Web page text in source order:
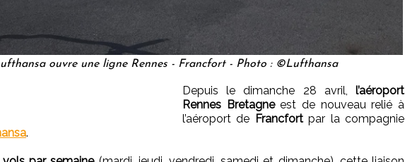
ouvre une ligne Rennes - Francfort - Photo : ©Lufthansa
Depuis le dimanche 28 avril, l’aéroport
Rennes Bretagneest de nouveau relié à
l’aéroport de Francfortpar la compagnie
.